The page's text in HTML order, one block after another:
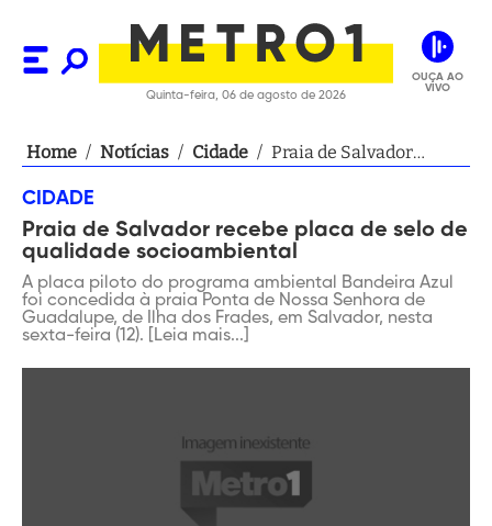
Quinta-feira, 06 de agosto de 2026
OUÇA AO
VIVO
Home / Notícias / Cidade / Praia de Salvador
socioambiental
CIDADE
Praia de Salvador recebe placa de selo de
qualidade socioambiental
A placa piloto do programa ambiental Bandeira Azul
foi concedida à praia Ponta de Nossa Senhora de
Guadalupe, de Ilha dos Frades, em Salvador, nesta
sexta-feira (12). [Leia mais...]